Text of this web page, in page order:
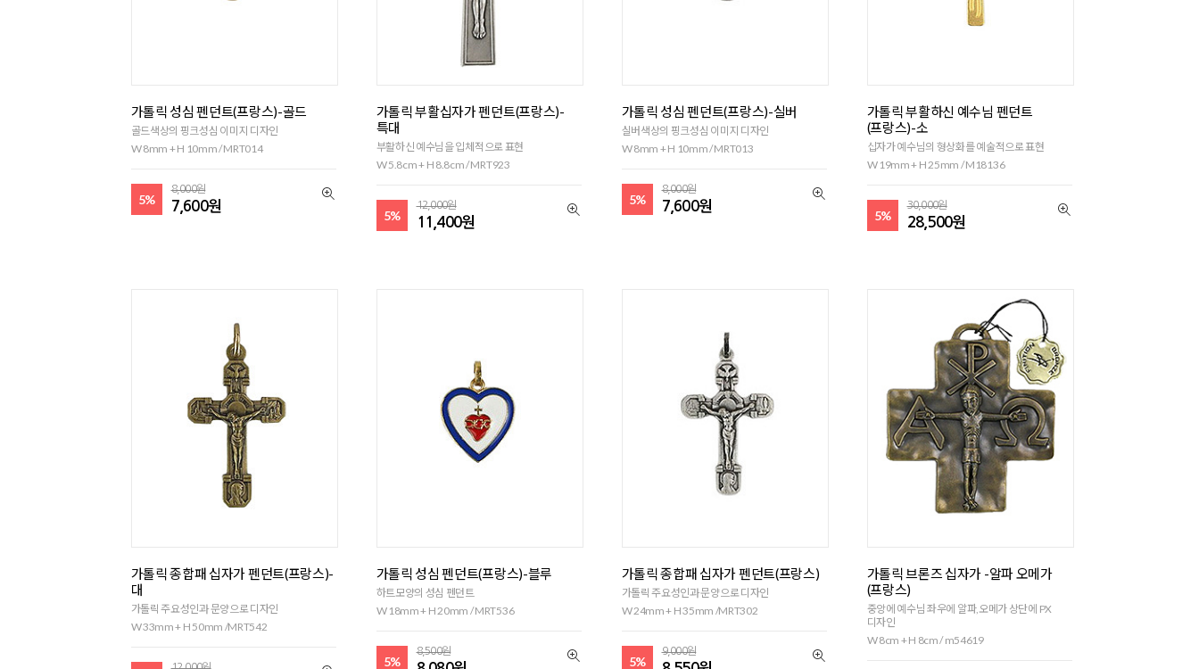
가톨릭 성심 펜던트(프랑스)-골드
골드색상의 핑크성심 이미지 디자인
W 8mm + H 10mm / MRT014
5%
8,000원
7,600원
가톨릭 부활십자가 펜던트(프랑스)-
특대
부활하신 예수님을 입체적으로 표현
W 5.8cm + H 8.8cm / MRT923
5%
12,000원
11,400원
가톨릭 성심 펜던트(프랑스)-실버
실버색상의 핑크성심 이미지 디자인
W 8mm + H 10mm / MRT013
5%
8,000원
7,600원
가톨릭 부활하신 예수님 펜던트
(프랑스)-소
십자가 예수님의 형상화를 예술적으로 표현
W 19mm + H 25mm / M18136
5%
30,000원
28,500원
가톨릭 종합패 십자가 펜던트(프랑스)-
대
가톨릭 주요성인과 문양으로 디자인
W 33mm + H 50mm /MRT542
12,000원
가톨릭 성심 펜던트(프랑스)-블루
하트모양의 성심 펜던트
W 18mm + H 20mm / MRT536
5%
8,500원
가톨릭 종합패 십자가 펜던트(프랑스)
가톨릭 주요성인과 문양으로 디자인
W 24mm + H 35mm /MRT302
5%
9,000원
가톨릭 브론즈 십자가 -알파 오메가
(프랑스)
중앙에 예수님 좌우에 알파,오메가 상단에 PX
디자인
W 8cm + H 8cm / m54619